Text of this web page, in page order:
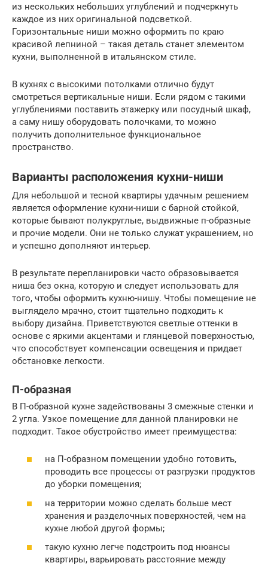
из нескольких небольших углублений и подчеркнуть
каждое из них оригинальной подсветкой.
Горизонтальные ниши можно оформить по краю
красивой лепниной – такая деталь станет элементом
кухни, выполненной в итальянском стиле.
В кухнях с высокими потолками отлично будут
смотреться вертикальные ниши. Если рядом с такими
углублениями поставить этажерку или посудный шкаф,
а саму нишу оборудовать полочками, то можно
получить дополнительное функциональное
пространство.
Варианты расположения кухни-ниши
Для небольшой и тесной квартиры удачным решением
является оформление кухни-ниши с барной стойкой,
которые бывают полукруглые, выдвижные п-образные
и прочие модели. Они не только служат украшением, но
и успешно дополняют интерьер.
В результате перепланировки часто образовывается
ниша без окна, которую и следует использовать для
того, чтобы оформить кухню-нишу. Чтобы помещение не
выглядело мрачно, стоит тщательно подходить к
выбору дизайна. Приветствуются светлые оттенки в
основе с яркими акцентами и глянцевой поверхностью,
что способствует компенсации освещения и придает
обстановке легкости.
П-образная
В П-образной кухне задействованы 3 смежные стенки и
2 угла. Узкое помещение для данной планировки не
подходит. Такое обустройство имеет преимущества:
на П-образном помещении удобно готовить,
проводить все процессы от разгрузки продуктов
до уборки помещения;
на территории можно сделать больше мест
хранения и разделочных поверхностей, чем на
кухне любой другой формы;
такую кухню легче подстроить под нюансы
квартиры, варьировать расстояние между